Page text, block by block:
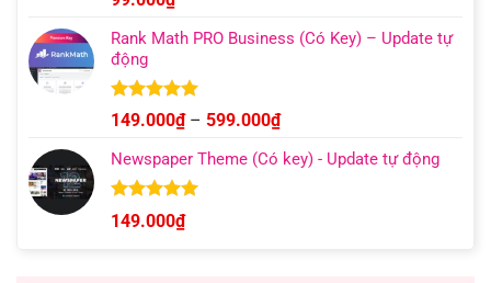
hạng 4.95
5 sao
Rank Math PRO Business (Có Key) – Update tự
động
Được xếp
hạng 5.00
5 sao
149.000₫ – 599.000₫Khoảng
từ
Newspaper Theme (Có key) - Update tự động
Được xếp
hạng4.92
149.000₫